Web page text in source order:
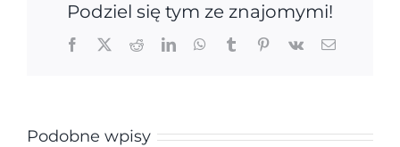
Podziel się tym ze znajomymi!
Facebook
X RedditLinkedInWhatsApp
TumblrPinterest
Vk Email
Podobne wpisy